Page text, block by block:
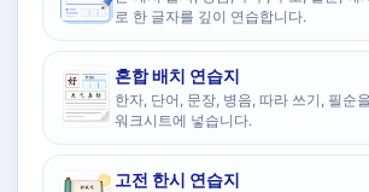
로 한 글자를 깊이 연습합니다.
혼합 배치 연습지
한자, 단어, 문장, 병음, 따라 쓰기, 필순
워크시트에 넣습니다.
고전 한시 연습지